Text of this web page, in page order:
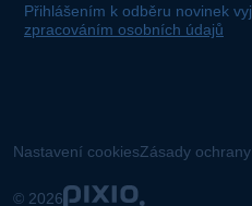
Přihlášením k odběru novinek
zpracováním osobních údajů
Nastavení cookiesZásady
© 2026